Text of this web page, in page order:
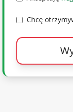
Chcę